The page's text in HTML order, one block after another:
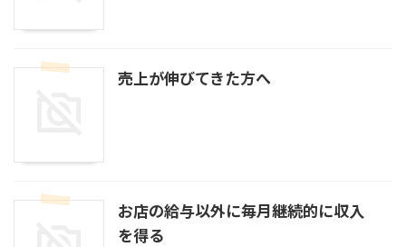
売上が伸びてきた方へ
お店の給与以外に毎月継続的に収入
を得る